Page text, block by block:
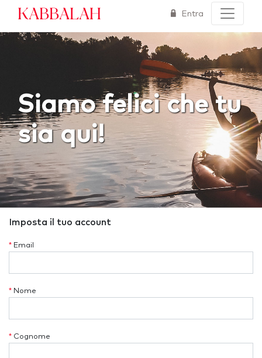
Kabbalah Entra
Siamo felici che tu
sia qui!
Imposta il tuo account
* Email
* Nome
* Cognome